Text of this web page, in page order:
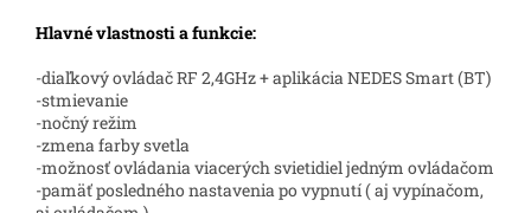
Hlavné vlastnosti a funkcie:
-diaľkový ovládač RF 2,4GHz + aplikácia NEDES Smart (BT)
-stmievanie
-nočný režim
-zmena farby svetla
-možnosť ovládania viacerých svietidiel jedným ovládačom
-pamäť posledného nastavenia po vypnutí ( aj vypínačom,